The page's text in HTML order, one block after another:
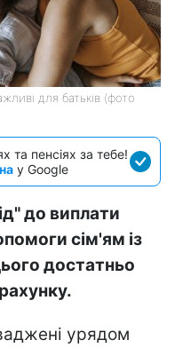
для батьків (фото
та пенсіях за тебе!
у Google
до виплати
сім'ям із
достатньо
урядом